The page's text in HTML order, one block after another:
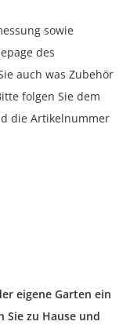
sowie
des
auch was Zubehör
folgen Sie dem
die Artikelnummer
eigene Garten ein
Sie zu Hause und